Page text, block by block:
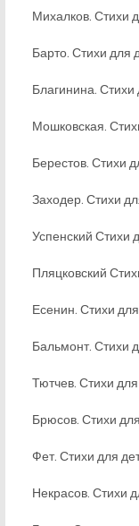
Михалков. Стихи
Барто. Стихи для
Благинина. Стихи
Мошковская.
Берестов. Стихи
Заходер. Стихи
Успенский Стихи
Пляцковский
Есенин. Стихи
Бальмонт. Стихи
Тютчев. Стихи
Брюсов. Стихи
Фет. Стихи для
Некрасов. Стихи